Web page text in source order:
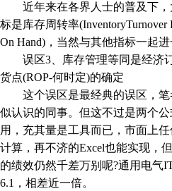
近年来在各界人士的普及下，
标是库存周转率
On Hand)，当然与其他指标一起
误区3、库存管理等同是经济
货点(ROP-何时定)的确定
这个误区是最经典的误区，笔
似认识的同事。但这不过是两个
用，充其量是工具而已，市面上
计算，再不济的Excel也能实现，
的绩效仍然千差万别呢?通用电气
6.1，相差近一倍。